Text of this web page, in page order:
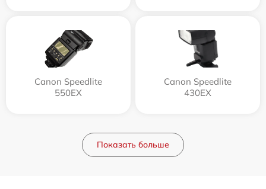
Canon Speedlite
550EX
Canon Speedlite
430EX
Показать больше